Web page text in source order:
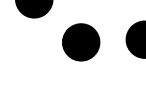
18/03/2025